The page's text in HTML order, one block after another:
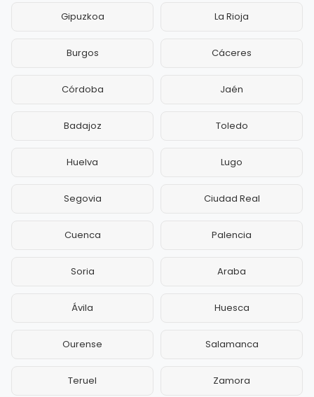
Gipuzkoa La Rioja
Burgos Cáceres
Córdoba Jaén
Badajoz Toledo
Huelva Lugo
Segovia Ciudad Real
Cuenca Palencia
Soria Araba
Ávila Huesca
Ourense Salamanca
Teruel Zamora